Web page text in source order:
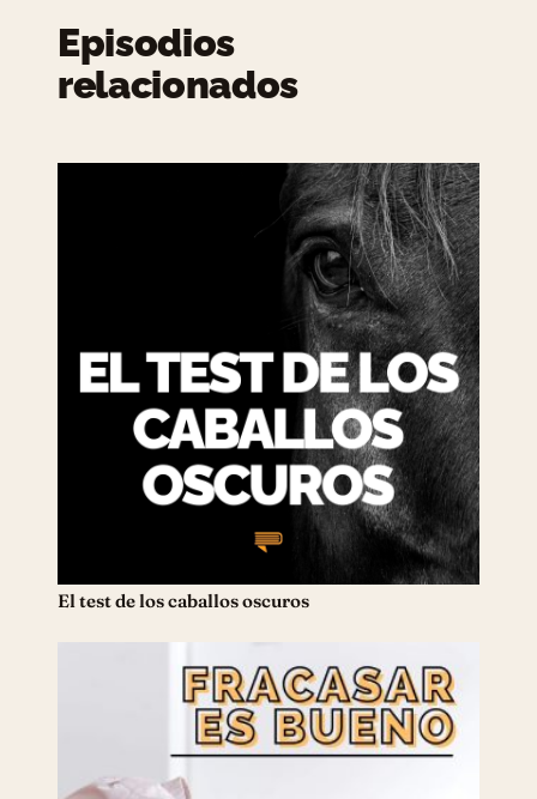
Episodios
relacionados
El test de los caballos oscuros